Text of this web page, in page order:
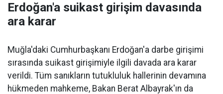
Erdoğan'a suikast girişim davasında
ara karar
Muğla'daki Cumhurbaşkanı Erdoğan'a darbe girişimi
sırasında suikast girişimiyle ilgili davada ara karar
verildi. Tüm sanıkların tutukluluk hallerinin devamına
hükmeden mahkeme, Bakan Berat Albayrak'ın da